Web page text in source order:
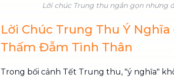
Lời chúc Trung thu ngắn gọn nhưng
Lời Chúc Trung Thu Ý Nghĩa
Thấm Đẫm Tình Thân
Trong bối cảnh Tết Trung thu, "ý nghĩa"